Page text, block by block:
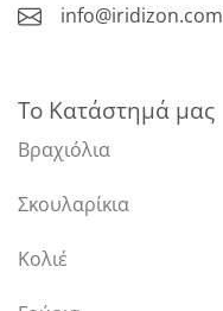
info@iridizon.com
Το Κατάστημά μας
Βραχιόλια
Σκουλαρίκια
Κολιέ